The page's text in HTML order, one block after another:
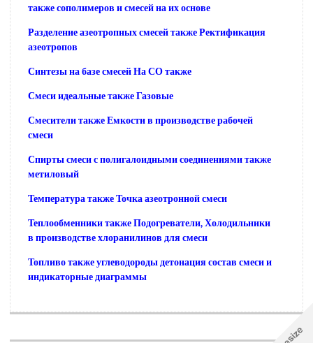
также сополимеров и смесей на их основе
Разделение азеотропных смесей также Ректификация
азеотропов
Синтезы на базе смесей На СО также
Смеси идеальные также Газовые
Смесители также Емкости в производстве рабочей
смеси
Спирты смеси с полигалоидными соединениями также
метиловый
Температура также Точка азеотронной смеси
Теплообменники также Подогреватели, Холодильники
в производстве хлоранилинов для смеси
Топливо также углеводороды детонация состав смеси и
индикаторные диаграммы